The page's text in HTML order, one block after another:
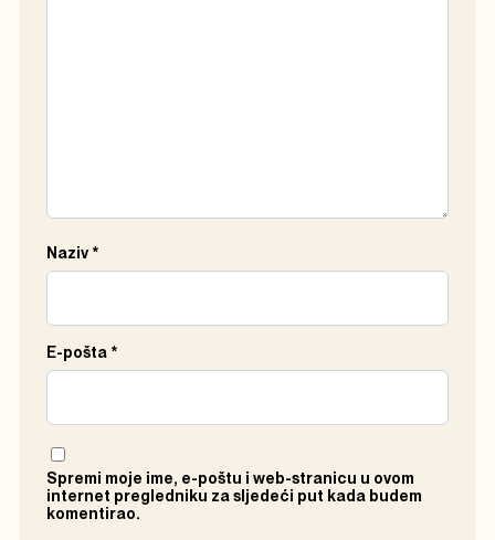
Naziv *
E-pošta *
Spremi moje ime, e-poštu i web-stranicu u ovom
internet pregledniku za sljedeći put kada budem
komentirao.